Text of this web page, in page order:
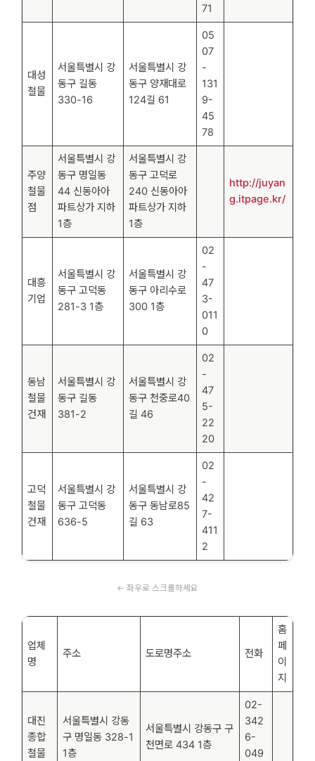
71
대성
철물
서울특별시 강
동구 길동
330-16
서울특별시 강
동구 양재대로
124길 61
05
07
-
131
9-
45
78
주양
철물
점
서울특별시 강
동구 명일동
44 신동아아
파트상가 지하
1층
서울특별시 강
동구 고덕로
240 신동아아
파트상가 지하
1층
http://juyan
g.itpage.kr/
대흥
기업
서울특별시 강
동구 고덕동
281-3 1층
서울특별시 강
동구 아리수로
300 1층
02
-
47
3-
011
0
동남
철물
건재
서울특별시 강
동구 길동
381-2
서울특별시 강
동구 천중로40
길 46
02
-
47
5-
22
20
고덕
철물
건재
서울특별시 강
동구 고덕동
636-5
서울특별시 강
동구 동남로85
길 63
02
-
42
7-
411
2
업체
명
주소 도로명주소 전화
홈
페
이
지
대진
종합
철물
서울특별시 강동
구 명일동 328-1
1층
서울특별시 강동구 구
천면로 434 1층
02-
342
6-
049